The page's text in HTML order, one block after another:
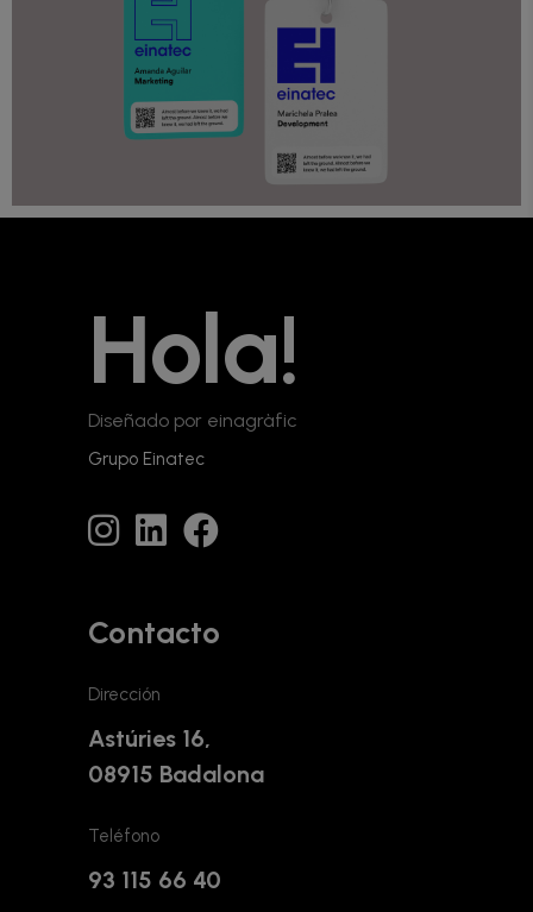
Hola!
Diseñado por einagràfic
Grupo Einatec
Contacto
Dirección
Astúries 16,
08915 Badalona
Teléfono
93 115 66 40